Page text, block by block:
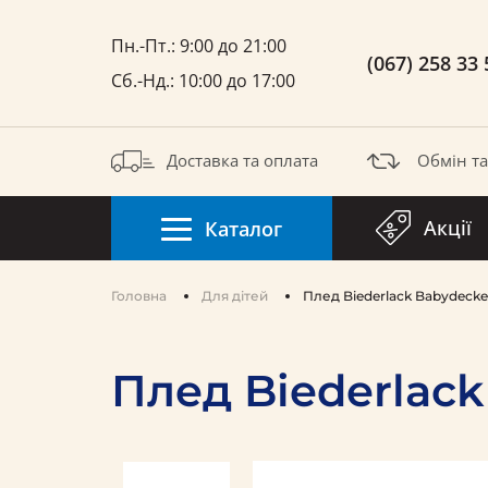
Пн.-Пт.: 9:00 до 21:00
Сб.-Нд.: 10:00 до 17:00
(067) 258 33
Доставка та оплата Обмін
Каталог Акції
Головна Для дітей Плед Biederlack
Плед